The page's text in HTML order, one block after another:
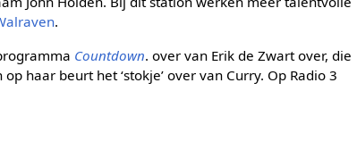
.
Countdown. over van Erik de Zwart over, die
haar beurt het ‘stokje’ over van Curry. Op Radio 3